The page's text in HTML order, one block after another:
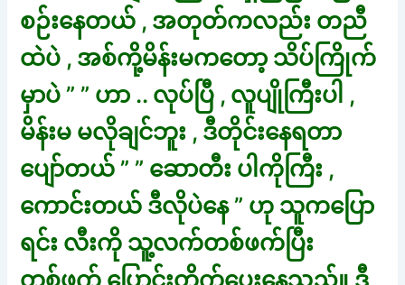
စဉ်းနေတယ် , အတုတ်ကလည်း တညီ
ထဲပဲ , အစ်ကို့မိန်းမကတော့ သိပ်ကြိုက်
မှာပဲ ” ” ဟာ .. လုပ်ပြီ , လူပျိုကြီးပါ ,
မိန်းမ မလိုချင်ဘူး , ဒီတိုင်းနေရတာ
ပျော်တယ် ” ” ဆောတီး ပါကိုကြီး ,
ကောင်းတယ် ဒီလိုပဲနေ ” ဟု သူကပြော
ရင်း လီးကို သူ့လက်တစ်ဖက်ပြီး